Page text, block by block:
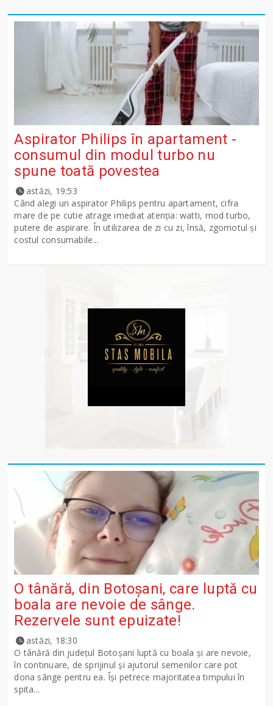
Aspirator Philips în apartament -
consumul din modul turbo nu
spune toată povestea
astăzi, 19:53
Când alegi un aspirator Philips pentru apartament, cifra
mare de pe cutie atrage imediat atenția: watti, mod turbo,
putere de aspirare. În utilizarea de zi cu zi, însă, zgomotul și
costul consumabile...
O tânără, din Botoșani, care luptă cu
boala are nevoie de sânge.
Rezervele sunt epuizate!
astăzi, 18:30
O tânără din județul Botoșani luptă cu boala și are nevoie,
în continuare, de sprijinul și ajutorul semenilor care pot
dona sânge pentru ea. Își petrece majoritatea timpului în
spita...